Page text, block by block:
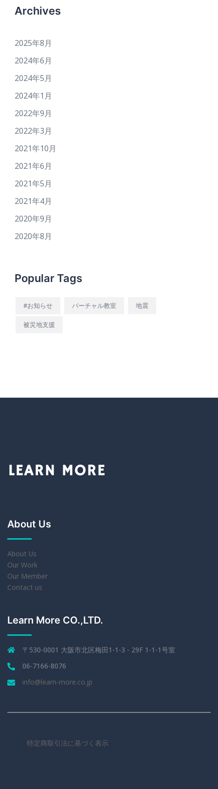
Archives
2025年8月
2024年6月
2024年5月
2024年1月
2022年9月
2022年3月
2021年10月
2021年6月
2021年5月
2021年4月
2020年9月
2020年8月
Popular Tags
#お知らせ バーチャル教室 地震
被災地支援
About Us
About Us
Our Work
Our Member
Contact us
Learn More CO.,LTD.
〒530-0001 大阪市北区梅田1-1-3 - 29F 1-1-1号室
06-7166-8076
info@learn-more.co.jp
特定商取引法に基づく表示